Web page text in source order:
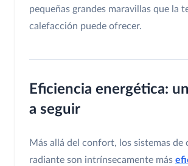
pequeñas grandes maravillas que la
calefacción puede ofrecer.
Eficiencia energética:
a seguir
Más allá del confort, los sistemas de
radiante son intrínsecamente más